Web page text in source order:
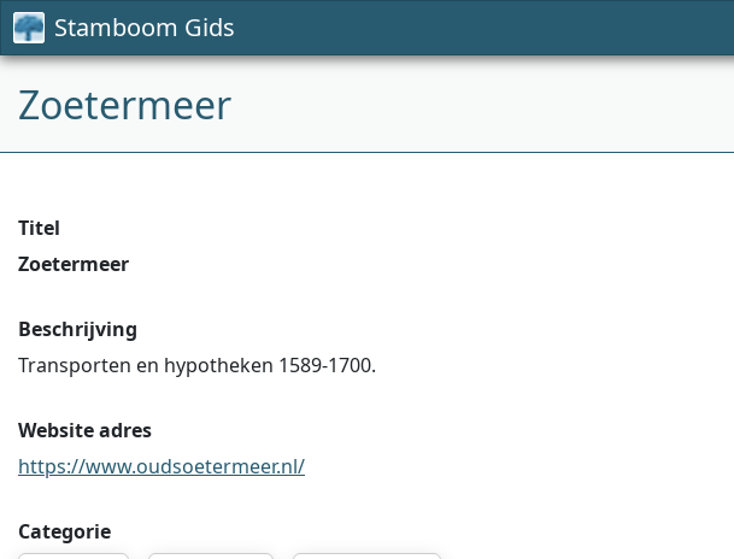
Stamboom Gids
Zoetermeer
Titel
Zoetermeer
Beschrijving
Transporten en hypotheken 1589-1700.
Website adres
https://www.oudsoetermeer.nl/
Categorie